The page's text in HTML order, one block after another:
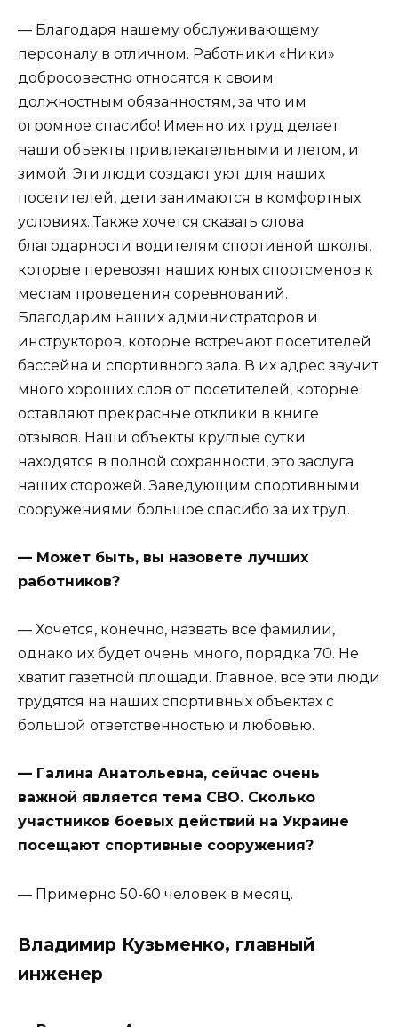
— Благодаря нашему обслуживающему
персоналу в отличном. Работники «Ники»
добросовестно относятся к своим
должностным обязанностям, за что им
огромное спасибо! Именно их труд делает
наши объекты привлекательными и летом, и
зимой. Эти люди создают уют для наших
посетителей, дети занимаются в комфортных
условиях. Также хочется сказать слова
благодарности водителям спортивной школы,
которые перевозят наших юных спортсменов к
местам проведения соревнований.
Благодарим наших администраторов и
инструкторов, которые встречают посетителей
бассейна и спортивного зала. В их адрес звучит
много хороших слов от посетителей, которые
оставляют прекрасные отклики в книге
отзывов. Наши объекты круглые сутки
находятся в полной сохранности, это заслуга
наших сторожей. Заведующим спортивными
сооружениями большое спасибо за их труд.
— Может быть, вы назовете лучших
работников?
— Хочется, конечно, назвать все фамилии,
однако их будет очень много, порядка 70. Не
хватит газетной площади. Главное, все эти люди
трудятся на наших спортивных объектах с
большой ответственностью и любовью.
— Галина Анатольевна, сейчас очень
важной является тема СВО. Сколько
участников боевых действий на Украине
посещают спортивные сооружения?
— Примерно 50-60 человек в месяц.
Владимир Кузьменко, главный
инженер